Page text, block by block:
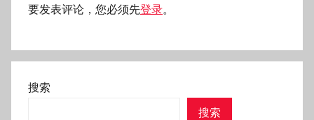
要发表评论，您必须先登录。
搜索
搜索